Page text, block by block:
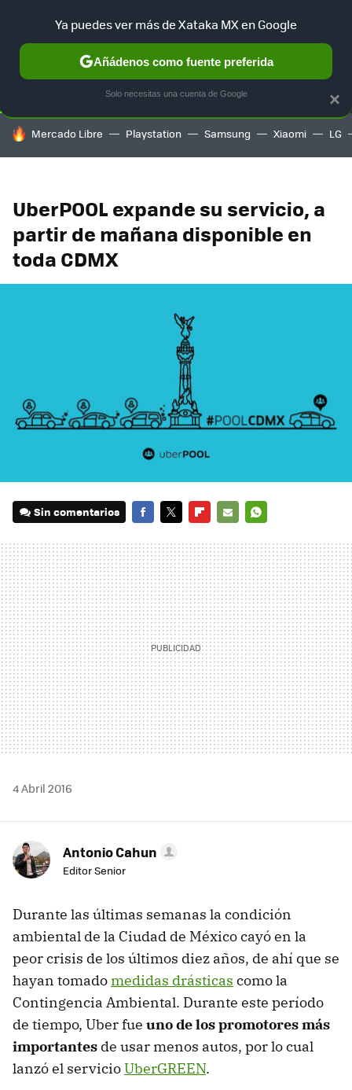
SELECCIÓN GAMING HOME AUTO TERRITORIO
HOY SE HABLA DE
Mercado Libre Playstation Samsung Xiaomi LG
UberPOOL expande su servicio, a
partir de mañana disponible en
toda CDMX
Sin comentarios
MAIL
4 Abril 2016
Antonio Cahun
Editor Senior
Durante las últimas semanas la condición
ambiental de la Ciudad de México cayó en la
peor crisis de los últimos diez años, de ahí que se
hayan tomadomedidas drásticas como la
Contingencia Ambiental. Durante este período
de tiempo, Uber fue uno de los promotores más
importantes de usar menos autos, por lo cual
lanzó el servicioUberGREEN.
×
Ya puedes ver más de Xataka MX en Google
Añádenos como fuente preferida
Solo necesitas una cuenta de Google